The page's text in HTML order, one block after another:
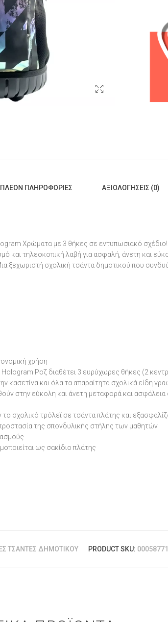
ΠΛΗΡΟΦΟΡΊΕΣ ΑΞΙΟΛΟΓΉΣΕΙΣ (0)
Χρώματα με 3 θήκες σε εντυπωσιακό σχέδιο!
και τηλεσκοπική λαβή για ασφαλή, άνετη και
ξεχωριστή σχολική τσάντα δημοτικού που
χρήση
Ροζ διαθέτει 3 ευρύχωρες θήκες (2
κασετίνα και όλα τα απαραίτητα σχολικά είδη
στην εύκολη και άνετη μεταφορά και
το σχολικό τρόλεϊ σε τσάντα πλάτης και
της σπονδυλικής στήλης των μαθητών
ως σακίδιο πλάτης
ΤΣΆΝΤΕΣ ΔΗΜΟΤΙΚΟΎ PRODUCT SKU: